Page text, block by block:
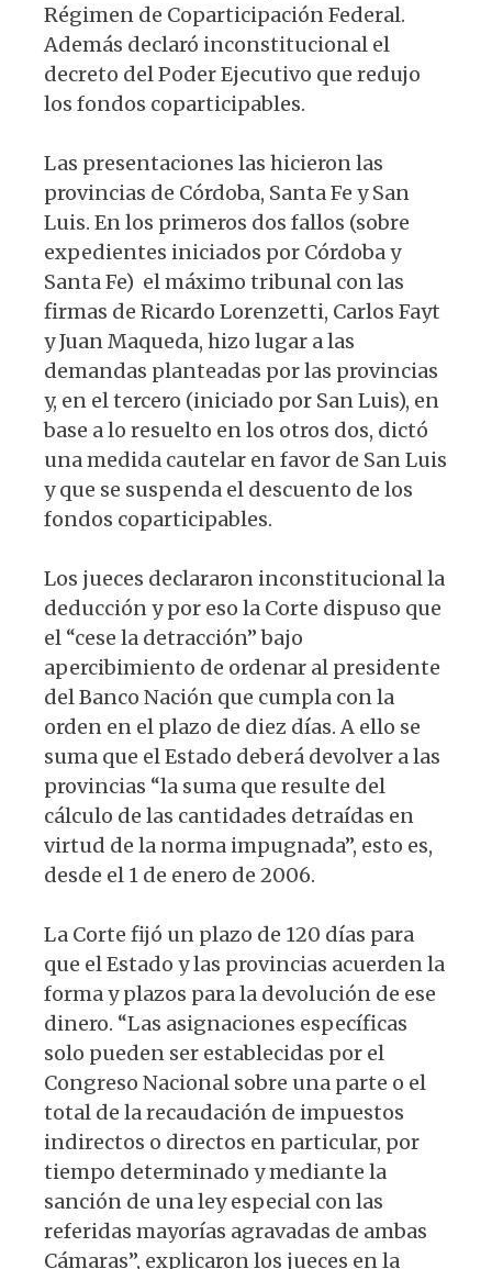
Régimen de Coparticipación Federal.
Además declaró inconstitucional el
decreto del Poder Ejecutivo que redujo
los fondos coparticipables.
Las presentaciones las hicieron las
provincias de Córdoba, Santa Fe y San
Luis. En los primeros dos fallos (sobre
expedientes iniciados por Córdoba y
Santa Fe) el máximo tribunal con las
firmas de Ricardo Lorenzetti, Carlos Fayt
y Juan Maqueda, hizo lugar a las
demandas planteadas por las provincias
y, en el tercero (iniciado por San Luis), en
base a lo resuelto en los otros dos, dictó
una medida cautelar en favor de San Luis
y que se suspenda el descuento de los
fondos coparticipables.
Los jueces declararon inconstitucional la
deducción y por eso la Corte dispuso que
el “cese la detracción” bajo
apercibimiento de ordenar al presidente
del Banco Nación que cumpla con la
orden en el plazo de diez días. A ello se
suma que el Estado deberá devolver a las
provincias “la suma que resulte del
cálculo de las cantidades detraídas en
virtud de la norma impugnada”, esto es,
desde el 1 de enero de 2006.
La Corte fijó un plazo de 120 días para
que el Estado y las provincias acuerden la
forma y plazos para la devolución de ese
dinero. “Las asignaciones específicas
solo pueden ser establecidas por el
Congreso Nacional sobre una parte o el
total de la recaudación de impuestos
indirectos o directos en particular, por
tiempo determinado y mediante la
sanción de una ley especial con las
referidas mayorías agravadas de ambas
Cámaras”, explicaron los jueces en la